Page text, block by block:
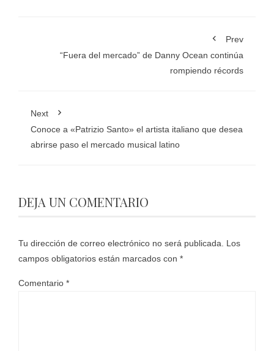
Prev
“Fuera del mercado” de Danny Ocean continúa
rompiendo récords
Next
Conoce a «Patrizio Santo» el artista italiano que desea
abrirse paso el mercado musical latino
DEJA UN COMENTARIO
Tu dirección de correo electrónico no será publicada.
Los
campos obligatorios están marcados con *
Comentario *